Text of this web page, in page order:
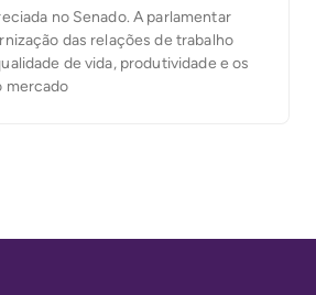
no Senado. A parlamentar
das relações de trabalho
de vida, produtividade e os
mercado